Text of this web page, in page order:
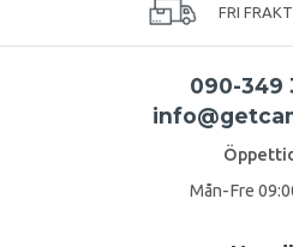
FRI
090-349
Mån-Fre